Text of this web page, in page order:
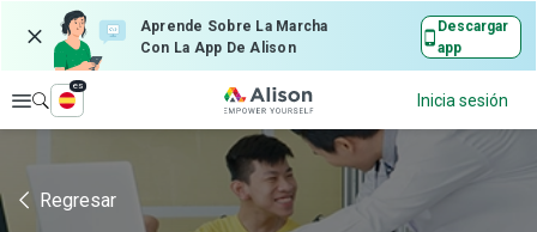
Aprende Sobre La Marcha
Con La App De Alison
Descargar
app
Explorar
es
Inicia sesión
Regresar